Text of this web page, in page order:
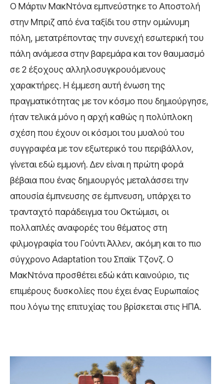
Ο Μάρτιν ΜακΝτόνα εμπνεύστηκε το Αποστολή
στην Μπριζ από ένα ταξίδι του στην ομώνυμη
πόλη, μετατρέποντας την συνεχή εσωτερική του
πάλη ανάμεσα στην βαρεμάρα και τον θαυμασμό
σε 2 έξοχους αλληλοσυγκρουόμενους
χαρακτήρες. Η έμμεση αυτή ένωση της
πραγματικότητας με τον κόσμο που δημιούργησε,
ήταν τελικά μόνο η αρχή καθώς η πολύπλοκη
σχέση που έχουν οι κόσμοι του μυαλού του
συγγραφέα με τον εξωτερικό του περιβάλλον,
γίνεται εδώ εμμονή. Δεν είναι η πρώτη φορά
βέβαια που ένας δημιουργός μεταλάσσει την
απουσία έμπνευσης σε έμπνευση, υπάρχει το
τρανταχτό παράδειγμα του Οκτώμισι, οι
πολλαπλές αναφορές του θέματος στη
φιλμογραφία του Γούντι Άλλεν, ακόμη και το πιο
σύγχρονο Adaptation του Σπαϊκ Τζονζ. Ο
ΜακΝτόνα προσθέτει εδώ κάτι καινούριο, τις
επιμέρους δυσκολίες που έχει ένας Ευρωπαίος
που λόγω της επιτυχίας του βρίσκεται στις ΗΠΑ.